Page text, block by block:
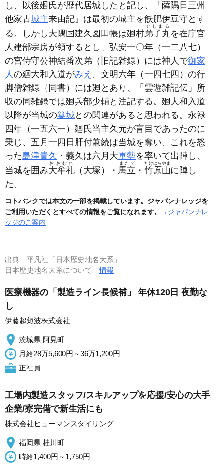
し、以後廻氏が歴代居城したと記し、「薩隅日三州
他家古城主来由記」は最初の城主を飫肥伊豆守とす
る。しかし大隅国建久図田帳は廻村弟子丸
でしまる
を在庁官
人建部宗房が領するとし、弘安一〇年 （一二八七）
の宮侍守公神結番次弟 （旧記雑録） には神人で御家
人の廻大和入道がみえ 、文明六年 （一四七四） の行
脚僧雑録 （同書） には廻とあり、「雲遊雑記伝」所
収の同雑録では廻兵部少輔と注記する。廻大和入道
以降が当城の築城との関連があると思われる。永禄
四年 （一五六一） 廻氏当主久元が盲目であったのに
乗じ、五月一四日肝付兼続は当城を奪い、これを怒
った島津貴久 ・義久は六月大軍勢を率いて出陣し、
当城を囲み大牟礼
おおむれ
（大塚） ・ 馬立
またて
・ 竹原山
たけはらやま
に陣し
た。
コトバンクでは本文の一部を掲載しています。ジャパンナレッジを
ご利用いただくとすべての情報をご覧になれます。
→ジャパンナレ
ッジのご案内
出典 平凡社「日本歴史地名大系」
日本歴史地名大系について情報
医療機器の「製造ライン長候補」 年休120日 夜勤な
し
伊藤超短波株式会社
茨城県 阿見町
月給28万5,600円～36万1,200円
正社員
工場内製造スタッフ/スキルアップを応援/安心の大手
企業/寮完備で新生活にも
株式会社ヒューマンスタイリング
福岡県 桂川町
時給1,400円～1,750円